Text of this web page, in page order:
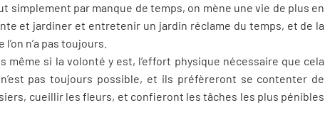
simplement par manque de temps, on mène une vie de plus en
et jardiner et entretenir un jardin réclame du temps, et de la
n’a pas toujours.
même si la volonté y est, l’effort physique nécessaire que cela
pas toujours possible, et ils préfèreront se contenter de
cueillir les fleurs, et confieront les tâches les plus pénibles